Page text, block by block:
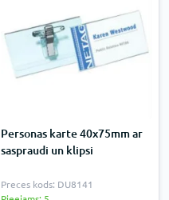
Personas karte 40x75mm ar
saspraudi un klipsi
Preces kods: DU8141